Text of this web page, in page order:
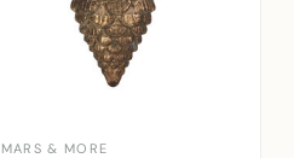
MARS & MORE